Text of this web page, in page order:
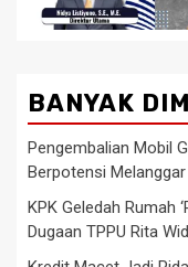
BANYAK
Pengembalian Mobil
Berpotensi
KPK Geledah Rumah
Dugaan TPPU Rita